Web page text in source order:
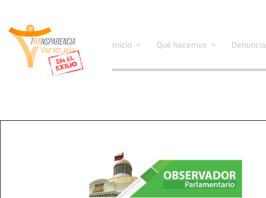
Inicio Qué hacemos Denuncia